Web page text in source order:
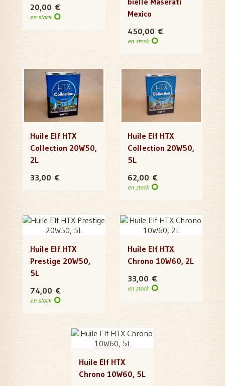
20,00 €
en stock
Mexico
450,00 €
en stock
Huile Elf HTX
Collection 20W50,
2L
33,00 €
Huile Elf HTX
Collection 20W50,
5L
62,00 €
en stock
Huile Elf HTX
Prestige 20W50,
5L
74,00 €
en stock
Huile Elf HTX
Chrono 10W60, 2L
33,00 €
en stock
Huile Elf HTX
Chrono 10W60, 5L